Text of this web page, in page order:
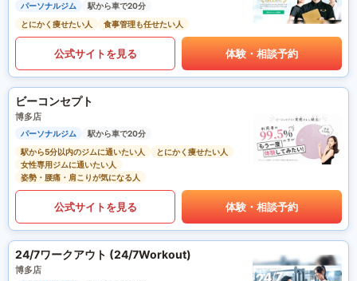
パーソナルジム
駅から車で20分
とにかく痩せたい人
食事管理も任せたい人
公式サイトを見る 体験・相談予約
ビーコンセプト
博多店
パーソナルジム
駅から車で20分
駅から5分以内のジムに通いたい人
とにかく痩せたい人
女性専用ジムに通いたい人
姿勢・腰痛・肩こりが気になる人
公式サイトを見る 体験・相談予約
24/7ワークアウト (24/7Workout)
博多店